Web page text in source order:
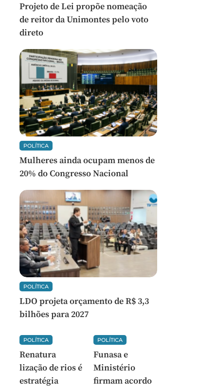
Projeto de Lei propõe nomeação
de reitor da Unimontes pelo voto
direto
POLÍTICA
Mulheres ainda ocupam menos de
20% do Congresso Nacional
POLÍTICA
LDO projeta orçamento de R$ 3,3
bilhões para 2027
POLÍTICA
Renatura
lização de rios é
estratégia
POLÍTICA
Funasa e
Ministério
firmam acordo